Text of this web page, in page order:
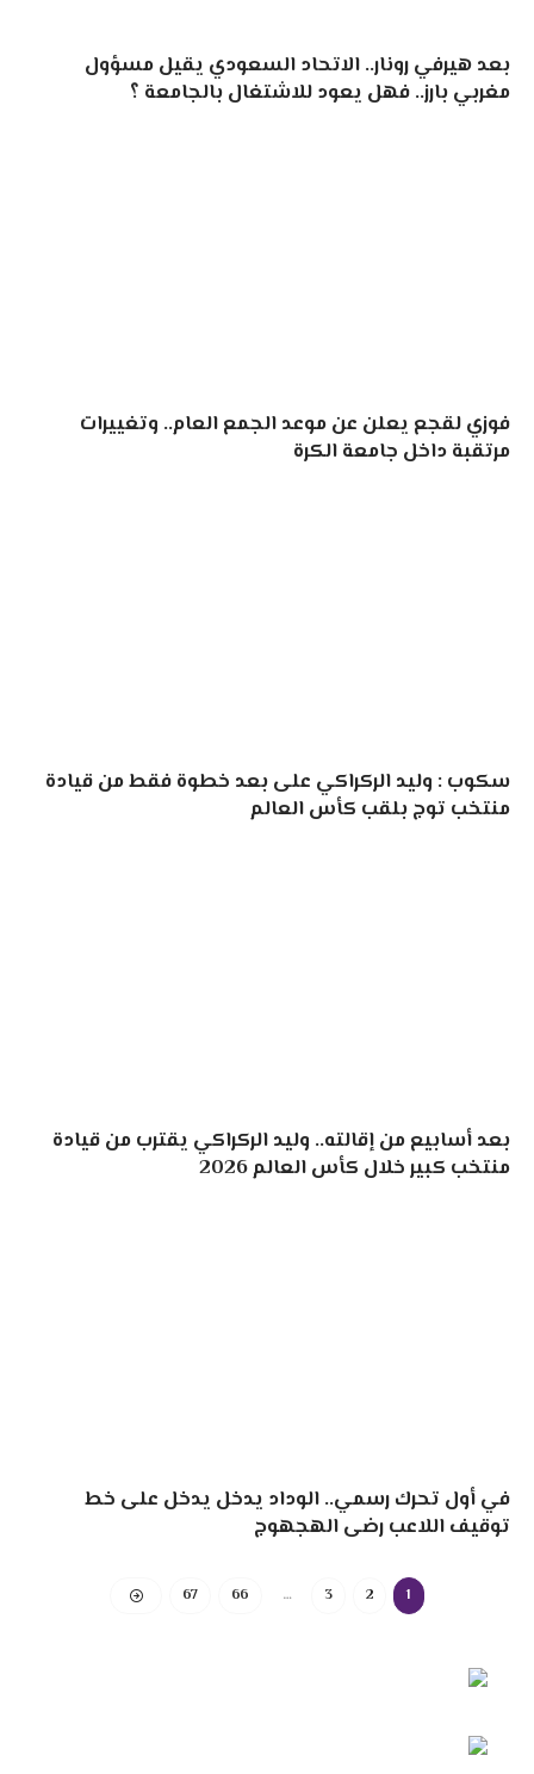
بعد هيرفي رونار.. الاتحاد السعودي يقيل مسؤول
مغربي بارز.. فهل يعود للاشتغال بالجامعة ؟
فوزي لقجع يعلن عن موعد الجمع العام.. وتغييرات
مرتقبة داخل جامعة الكرة
سكوب : وليد الركراكي على بعد خطوة فقط من قيادة
منتخب توج بلقب كأس العالم
بعد أسابيع من إقالته.. وليد الركراكي يقترب من قيادة
منتخب كبير خلال كأس العالم 2026
في أول تحرك رسمي.. الوداد يدخل يدخل على خط
توقيف اللاعب رضى الهجهوج
1
2
3
…
66
67